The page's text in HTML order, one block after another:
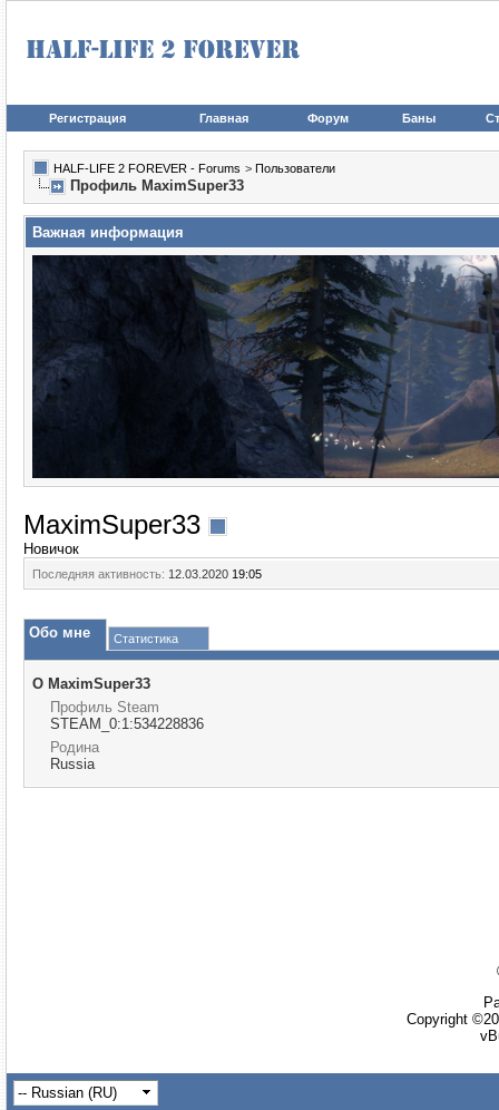
Регистрация Главная Форум Баны
HALF-LIFE 2 FOREVER - Forums > Пользователи
Профиль MaximSuper33
Важная информация
MaximSuper33
Новичок
Последняя активность: 12.03.2020 19:05
Обо мне Статистика
О MaximSuper33
Профиль Steam
STEAM_0:1:534228836
Родина
Russia
Copyright